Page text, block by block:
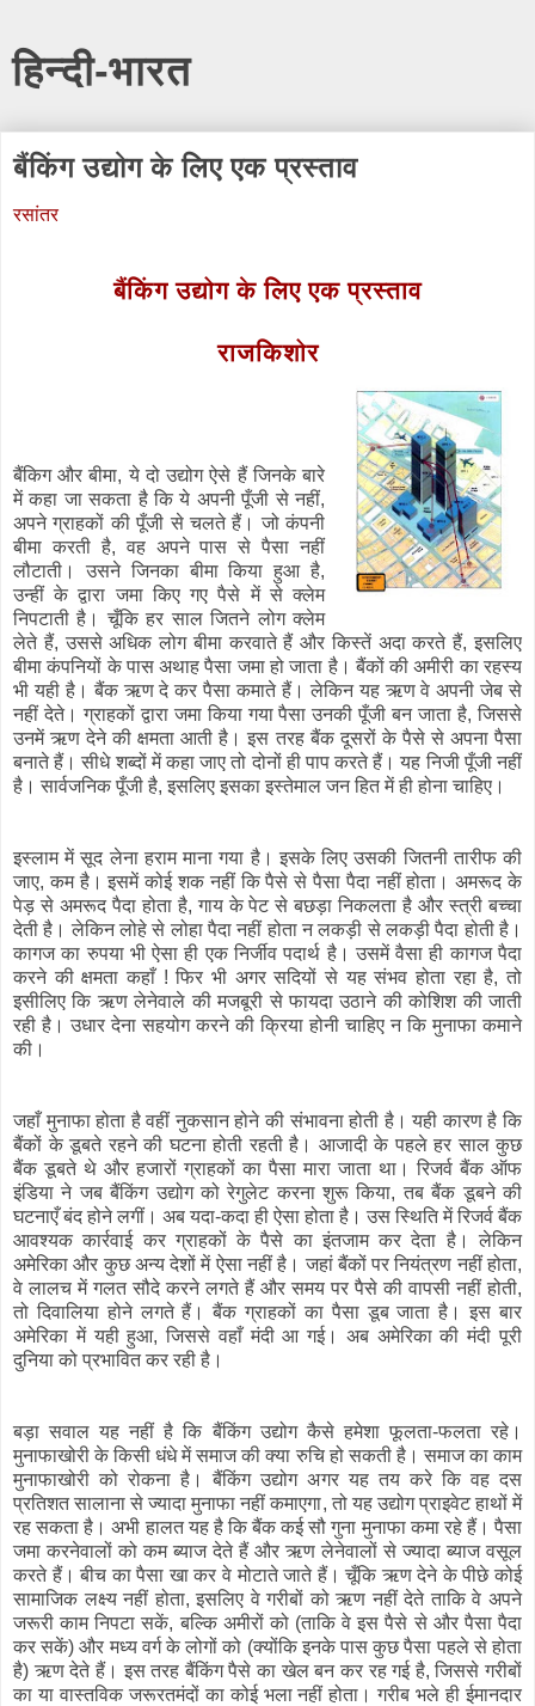
हिन्दी-भारत
बैंकिंग उद्योग के लिए एक प्रस्ताव
रसांतर
बैंकिंग उद्योग के लिए एक प्रस्ताव
राजकिशोर
बैंकिग और बीमा, ये दो उद्योग ऐसे हैं जिनके बारे
में कहा जा सकता है कि ये अपनी पूँजी से नहीं,
अपनेग्राहकों की पूँजी से चलते हैं। जो कंपनी
बीमा करती है, वह अपने पास से पैसा नहीं
लौटाती। उसने जिनका बीमा किया हुआ है,
उन्हीं के द्वारा जमा किए गए पैसेमेंसे क्लेम
निपटाती है। चूँकि हर साल जितने लोग क्लेम
लेते हैं, उससे अधिक लोग बीमा करवाते हैं और किस्तें अदा करते हैं, इसलिए
बीमा कंपनियों के पास अथाह पैसा जमा हो जाता है। बैंकों की अमीरी का रहस्य
भी यही है। बैंक ऋण दे कर पैसा कमाते हैं। लेकिन यह ऋण वे अपनी जेब से
नहीं देते। ग्राहकों द्वारा जमा किया गया पैसा उनकी पूँजी बन जाता है, जिससे
उनमें ऋण देने की क्षमता आती है। इस तरह बैंक दूसरों के पैसे से अपना पैसा
बनाते हैं। सीधे शब्दों में कहा जाए तो दोनों ही पाप करते हैं। यह निजी पूँजी नहीं
है। सार्वजनिक पूँजी है, इसलिए इसका इस्तेमाल जन हित में ही होना चाहिए।
इस्लाम में सूद लेना हराम माना गया है। इसके लिए उसकी जितनी तारीफ की
जाए, कम है। इसमें कोई शक नहीं कि पैसे से पैसा पैदा नहीं होता। अमरूद के
पेड़ से अमरूद पैदा होता है, गाय के पेट से बछड़ा निकलता है और स्त्री बच्चा
देती है। लेकिन लोहे से लोहा पैदा नहीं होता न लकड़ी से लकड़ी पैदा होती है।
कागज का रुपया भी ऐसा ही एक निर्जीव पदार्थ है। उसमें वैसा ही कागज पैदा
करने की क्षमता कहाँ ! फिर भी अगर सदियों से यह संभव होता रहा है, तो
इसीलिए कि ऋण लेनेवाले की मजबूरी से फायदा उठाने की कोशिश की जाती
रही है। उधार देना सहयोग करने की क्रिया होनी चाहिए न कि मुनाफा कमाने
की।
जहाँ मुनाफा होता है वहीं नुकसान होने की संभावना होती है। यही कारण है कि
बैंकों के डूबते रहने की घटना होती रहती है। आजादी के पहले हर साल कुछ
बैंक डूबते थे और हजारों ग्राहकों का पैसा मारा जाता था। रिजर्व बैंक ऑफ
इंडिया ने जब बैंकिंग उद्योग को रेगुलेट करना शुरू किया, तब बैंक डूबने की
घटनाएँ बंद होने लगीं। अब यदा-कदा ही ऐसा होता है। उस स्थिति में रिजर्व बैंक
आवश्यक कार्रवाई कर ग्राहकों के पैसे का इंतजाम कर देता है। लेकिन
अमेरिका और कुछ अन्य देशों में ऐसा नहीं है। जहां बैंकों पर नियंत्रण नहीं होता,
वे लालच में गलत सौदे करने लगते हैं और समय पर पैसे की वापसी नहीं होती,
तो दिवालिया होने लगते हैं। बैंक ग्राहकों का पैसा डूब जाता है। इस बार
अमेरिका में यही हुआ, जिससे वहाँ मंदी आ गई। अब अमेरिका की मंदी पूरी
दुनिया को प्रभावित कर रही है।
बड़ा सवाल यह नहीं है कि बैंकिंग उद्योग कैसे हमेशा फूलता-फलता रहे।
मुनाफाखोरी के किसी धंधे में समाज की क्या रुचि हो सकती है। समाज का काम
मुनाफाखोरी को रोकना है। बैंकिंग उद्योग अगर यह तय करे कि वह दस
प्रतिशत सालाना से ज्यादा मुनाफा नहीं कमाएगा, तो यह उद्योग प्राइवेट हाथों में
रह सकता है। अभी हालत यह है कि बैंक कई सौ गुना मुनाफा कमा रहे हैं। पैसा
जमा करनेवालों को कम ब्याज देते हैं और ऋण लेनेवालों से ज्यादा ब्याज वसूल
करते हैं। बीच का पैसा खा कर वे मोटाते जाते हैं। चूँकि ऋण देने के पीछे कोई
सामाजिक लक्ष्य नहीं होता, इसलिए वे गरीबों को ऋण नहीं देते ताकि वे अपने
जरूरी काम निपटा सकें, बल्कि अमीरों को (ताकि वे इस पैसे से और पैसा पैदा
कर सकें) और मध्य वर्ग के लोगों को (क्योंकि इनके पास कुछ पैसा पहले से होता
है) ऋण देते हैं। इस तरह बैंकिंग पैसे का खेल बन कर रह गई है, जिससे गरीबों
का या वास्तविक जरूरतमंदों का कोई भला नहीं होता। गरीब भले ही ईमानदार